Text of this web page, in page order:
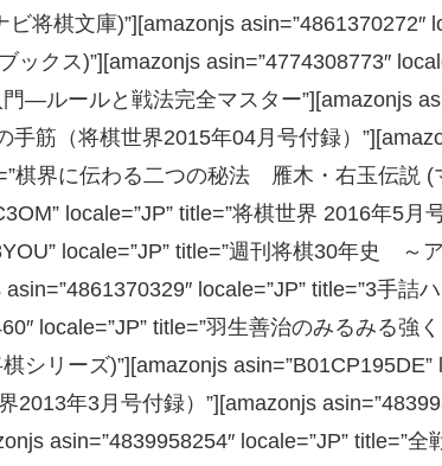
将棋文庫)”][amazonjs asin=”4861370272″
ックス)”][amazonjs asin=”4774308773″
―ルールと戦法完全マスター”][amazonjs
手筋（将棋世界2015年04月号付録）
棋界に伝わる二つの秘法 雁木・右玉伝説
locale=”JP” title=”将棋世界 2016年5月
locale=”JP” title=”週刊将棋30年史 ～
locale=”JP” title=”3手詰
locale=”JP” title=”羽生善治のみるみる強
シリーズ)”][amazonjs asin=”B01CP195DE”
2013年3月号付録）”][amazonjs
asin=”4839958254″ locale=”JP” title=”